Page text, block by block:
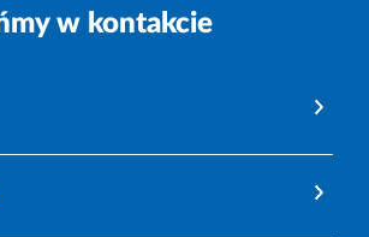
w kontakcie